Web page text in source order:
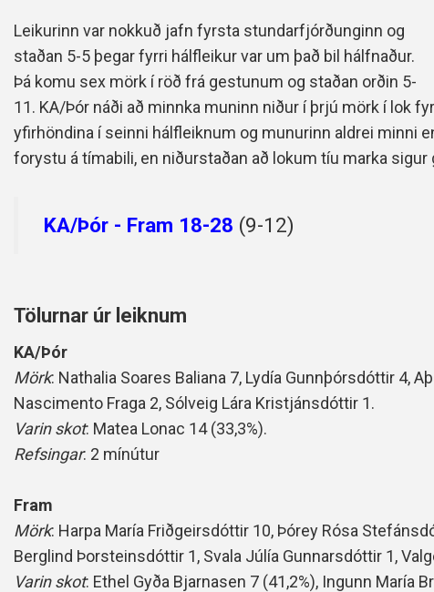
Leikurinn var nokkuð jafn fyrsta stundarfjórðunginn og
staðan 5-5 þegar fyrri hálfleikur var um það bil hálfnaður.
Þá komu sex mörk í röð frá gestunum og staðan orðin 5-
11. KA/Þór náði að minnka muninn niður í þrjú mörk í lok
yfirhöndina í seinni hálfleiknum og munurinn aldrei minni
forystu á tímabili, en niðurstaðan að lokum tíu marka sigur
KA/Þór - Fram 18-28 (9-12)
Tölurnar úr leiknum
KA/Þór
Mörk: Nathalia Soares Baliana 7, Lydía Gunnþórsdóttir 4,
Nascimento Fraga 2, Sólveig Lára Kristjánsdóttir 1.
Varin skot: Matea Lonac 14 (33,3%).
Refsingar: 2 mínútur
Fram
Mörk: Harpa María Friðgeirsdóttir 10, Þórey Rósa
Berglind Þorsteinsdóttir 1, Svala Júlía Gunnarsdóttir 1,
Varin skot: Ethel Gyða Bjarnasen 7 (41,2%), Ingunn María